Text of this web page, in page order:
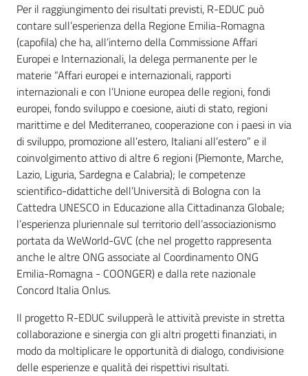
Per il raggiungimento dei risultati previsti, R-EDUC può
contare sull’esperienza della Regione Emilia-Romagna
(capofila) che ha, all’interno della Commissione Affari
Europei e Internazionali, la delega permanente per le
materie “Affari europei e internazionali, rapporti
internazionali e con l’Unione europea delle regioni, fondi
europei, fondo sviluppo e coesione, aiuti di stato, regioni
marittime e del Mediterraneo, cooperazione con i paesi in via
di sviluppo, promozione all’estero, Italiani all’estero” e il
coinvolgimento attivo di altre 6 regioni (Piemonte, Marche,
Lazio, Liguria, Sardegna e Calabria); le competenze
scientifico-didattiche dell’Università di Bologna con la
Cattedra UNESCO in Educazione alla Cittadinanza Globale;
l’esperienza pluriennale sul territorio dell’associazionismo
portata da WeWorld-GVC (che nel progetto rappresenta
anche le altre ONG associate al Coordinamento ONG
Emilia-Romagna - COONGER) e dalla rete nazionale
Concord Italia Onlus.
Il progetto R-EDUC svilupperà le attività previste in stretta
collaborazione e sinergia con gli altri progetti finanziati, in
modo da moltiplicare le opportunità di dialogo, condivisione
delle esperienze e qualità dei rispettivi risultati.